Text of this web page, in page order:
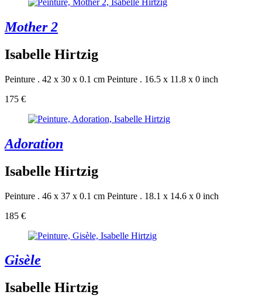
Mother 2
Isabelle Hirtzig
Peinture . 42 x 30 x 0.1 cm Peinture . 16.5 x 11.8 x 0 inch
175 €
Adoration
Isabelle Hirtzig
Peinture . 46 x 37 x 0.1 cm Peinture . 18.1 x 14.6 x 0 inch
185 €
Gisèle
Isabelle Hirtzig